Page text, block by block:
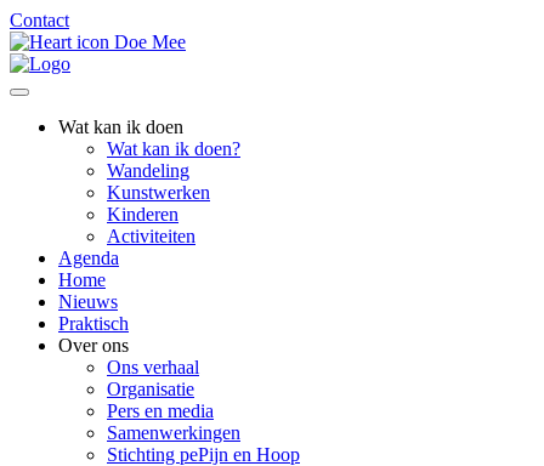
Contact
Doe Mee
Wat kan ik doen
Wat kan ik doen?
Wandeling
Kunstwerken
Kinderen
Activiteiten
Agenda
Home
Nieuws
Praktisch
Over ons
Ons verhaal
Organisatie
Pers en media
Samenwerkingen
Stichting pePijn en Hoop